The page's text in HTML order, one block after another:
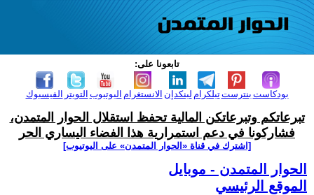
تابعونا على:
الفيسبوك التويتر اليوتيوب الانستغرام لينكدإن تيلكرامبنترست بودكاست
تبرعاتكم وتبرعاتكن المالية تحفظ استقلال الحوار المتمدن،
فشاركونا في دعم استمرارية هذا الفضاء اليساري الحر
[اشترك في قناة ‫«الحوار المتمدن» على اليوتيوب]
الحوار المتمدن - موبايل
الموقع الرئيسي